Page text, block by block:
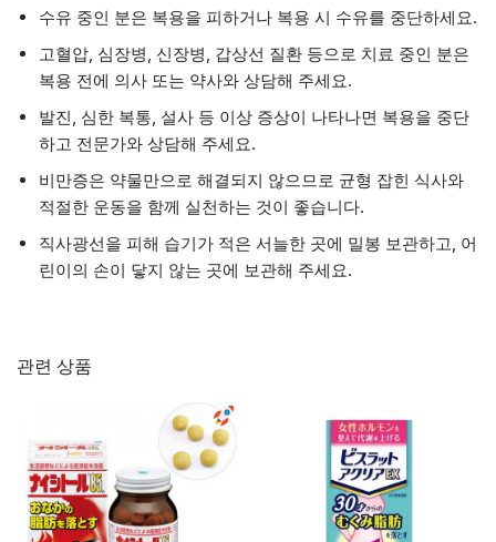
수유 중인 분은 복용을 피하거나 복용 시 수유를 중단하세요.
고혈압, 심장병, 신장병, 갑상선 질환 등으로 치료 중인 분은
복용 전에 의사 또는 약사와 상담해 주세요.
발진, 심한 복통, 설사 등 이상 증상이 나타나면 복용을 중단
하고 전문가와 상담해 주세요.
비만증은 약물만으로 해결되지 않으므로 균형 잡힌 식사와
적절한 운동을 함께 실천하는 것이 좋습니다.
직사광선을 피해 습기가 적은 서늘한 곳에 밀봉 보관하고, 어
린이의 손이 닿지 않는 곳에 보관해 주세요.
관련 상품